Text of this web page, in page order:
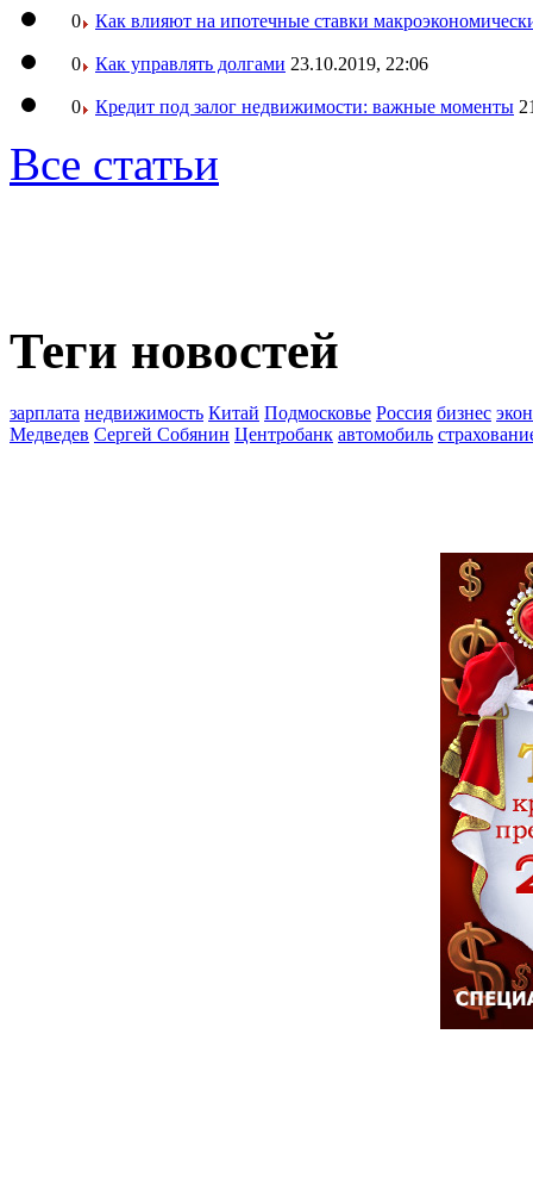
0 Как влияют на ипотечные ставки
0 Как управлять долгами 23.10.2019, 22:06
0 Кредит под залог недвижимости: важные моменты
Все статьи
Теги новостей
зарплата недвижимость Китай Подмосковье Россия бизнес
Медведев Сергей Собянин Центробанк автомобиль